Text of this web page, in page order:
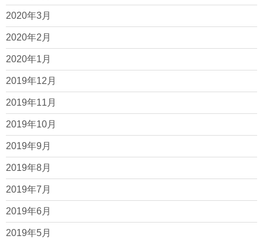
2020年3月
2020年2月
2020年1月
2019年12月
2019年11月
2019年10月
2019年9月
2019年8月
2019年7月
2019年6月
2019年5月